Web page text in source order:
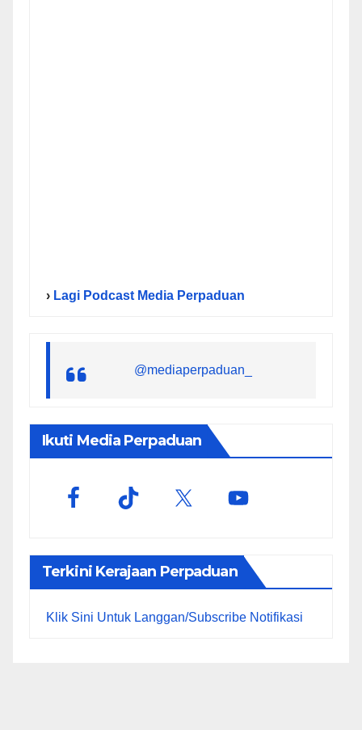
› Lagi Podcast Media Perpaduan
@mediaperpaduan_
Ikuti Media Perpaduan
Terkini Kerajaan Perpaduan
Klik Sini Untuk Langgan/Subscribe Notifikasi